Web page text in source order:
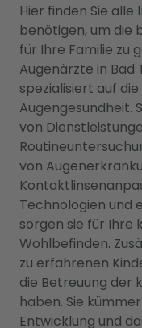
Hier finden Sie alle
benötigen, um die
für Ihre Familie zu
Augenärzte in Bad
spezialisiert auf
Augengesundheit.
von
von
Technologien und
sorgen sie für Ihre
Wohlbefinden.
zu erfahrenen
die Betreuung der
haben. Sie
Entwicklung und